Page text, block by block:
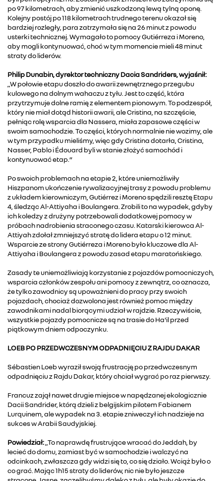
po 97 kilometrach, aby zmienić uszkodzoną lewą tylną oponę.
Kolejny postój po 118 kilometrach trudnego terenu okazał się
bardziej rozległy, para zatrzymała się na 26 minut z powodu
usterki technicznej. Wymagało to pomocy Gutiérreza i Moreno,
aby mogli kontynuować, choć w tym momencie mieli 48 minut
straty do liderów.
Philip Dunabin, dyrektor techniczny Dacia Sandriders, wyjaśnił:
„W połowie etapu doszło do awarii zewnętrznego przegubu
kulowego na dolnym wahaczu z tyłu. Jest to część, która
przytrzymuje dolne ramię z elementem pionowym. To podzespół,
który nie miał dotąd historii awarii, ale Cristina, na szczęście,
pełniąc rolę wsparcia dla Nassera, miała zapasowe części w
swoim samochodzie. To części, których normalnie nie wozimy, ale
w tym przypadku mieliśmy, więc gdy Cristina dotarła, Cristina,
Nasser, Pablo i Édouard byli w stanie złożyć samochód i
kontynuować etap.”
Po swoich problemach na etapie 2, które uniemożliwiły
Hiszpanom ukończenie rywalizacyjnej trasy z powodu problemu
z układem kierowniczym, Gutiérrez i Moreno spędzili resztę Etapu
4, śledząc Al-Attiyaha i Boulangera. Zrobili to na wypadek, gdyby
ich koledzy z drużyny potrzebowali dodatkowej pomocy w
próbach nadrobienia straconego czasu. Katarski kierowca Al-
Attiyah zdołał zmniejszyć stratę do lidera etapu o 12 minut.
Wsparcie ze strony Gutiérreza i Moreno było kluczowe dla Al-
Attiyaha i Boulangera z powodu zasad etapu maratońskiego.
Zasady te uniemożliwiają korzystanie z pojazdów pomocniczych,
wsparcia członków zespołu ani pomocy z zewnątrz, co oznacza,
że tylko zawodnicy są upoważnieni do pracy przy swoich
pojazdach, chociaż dozwolona jest również pomoc między
zawodnikami nadal biorącymi udział w rajdzie. Rzeczywiście,
wszystkie pojazdy pomocnicze są na trasie do Ha'il przed
piątkowym dniem odpoczynku.
LOEB PO PRZEDWCZESNYM ODPADNIĘCIU Z RAJDU DAKAR
Sébastien Loeb wyraził swoją frustrację po przedwczesnym
odpadnięciu z Rajdu Dakar, który chciał wygrać po raz pierwszy.
Francuz zajął nawet drugie miejsce w napędzanej ekologicznie
Dacii Sandrider, którą dzieli z belgijskim pilotem Fabianem
Lurquinem, ale wypadek na 3. etapie zniweczył ich nadzieje na
sukces w Arabii Saudyjskiej.
Powiedział: „To naprawdę frustrujące wracać do Jeddah, by
lecieć do domu, zamiast być w samochodzie i walczyć na
odcinkach, zwłaszcza gdy widzi się to, co się działo. Wciąż było o
co grać. Mając 1h15 straty do liderów, nic nie było jeszcze